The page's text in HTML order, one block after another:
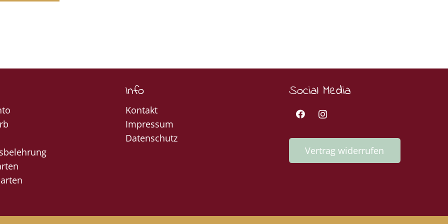
Info
Kontakt
Impressum
Datenschutz
Social Media
Vertrag widerrufen